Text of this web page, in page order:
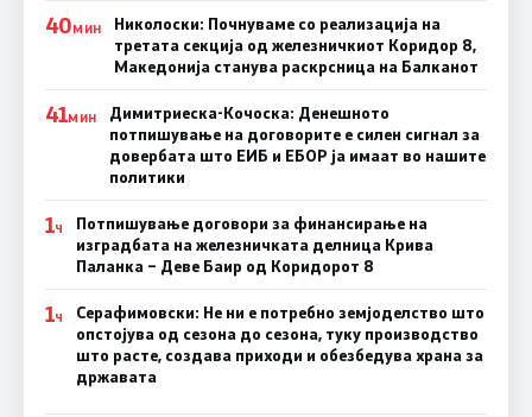
40МИН
Николоски: Почнуваме со реализација на
третата секција од железничкиот Коридор 8,
Македонија станува раскрсница на Балканот
41МИН
Димитриеска-Кочоска: Денешното
потпишување на договорите е силен сигнал за
довербата што ЕИБ и ЕБОР ја имаат во нашите
политики
1Ч
Потпишување договори за финансирање на
изградбата на железничката делница Крива
Паланка – Деве Баир од Коридорот 8
1Ч
Серафимовски: Не ни е потребно земјоделство што
опстојува од сезона до сезона, туку производство
што расте, создава приходи и обезбедува храна за
државата